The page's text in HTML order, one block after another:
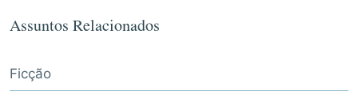
diariamente.
Assuntos Relacionados
Ficção